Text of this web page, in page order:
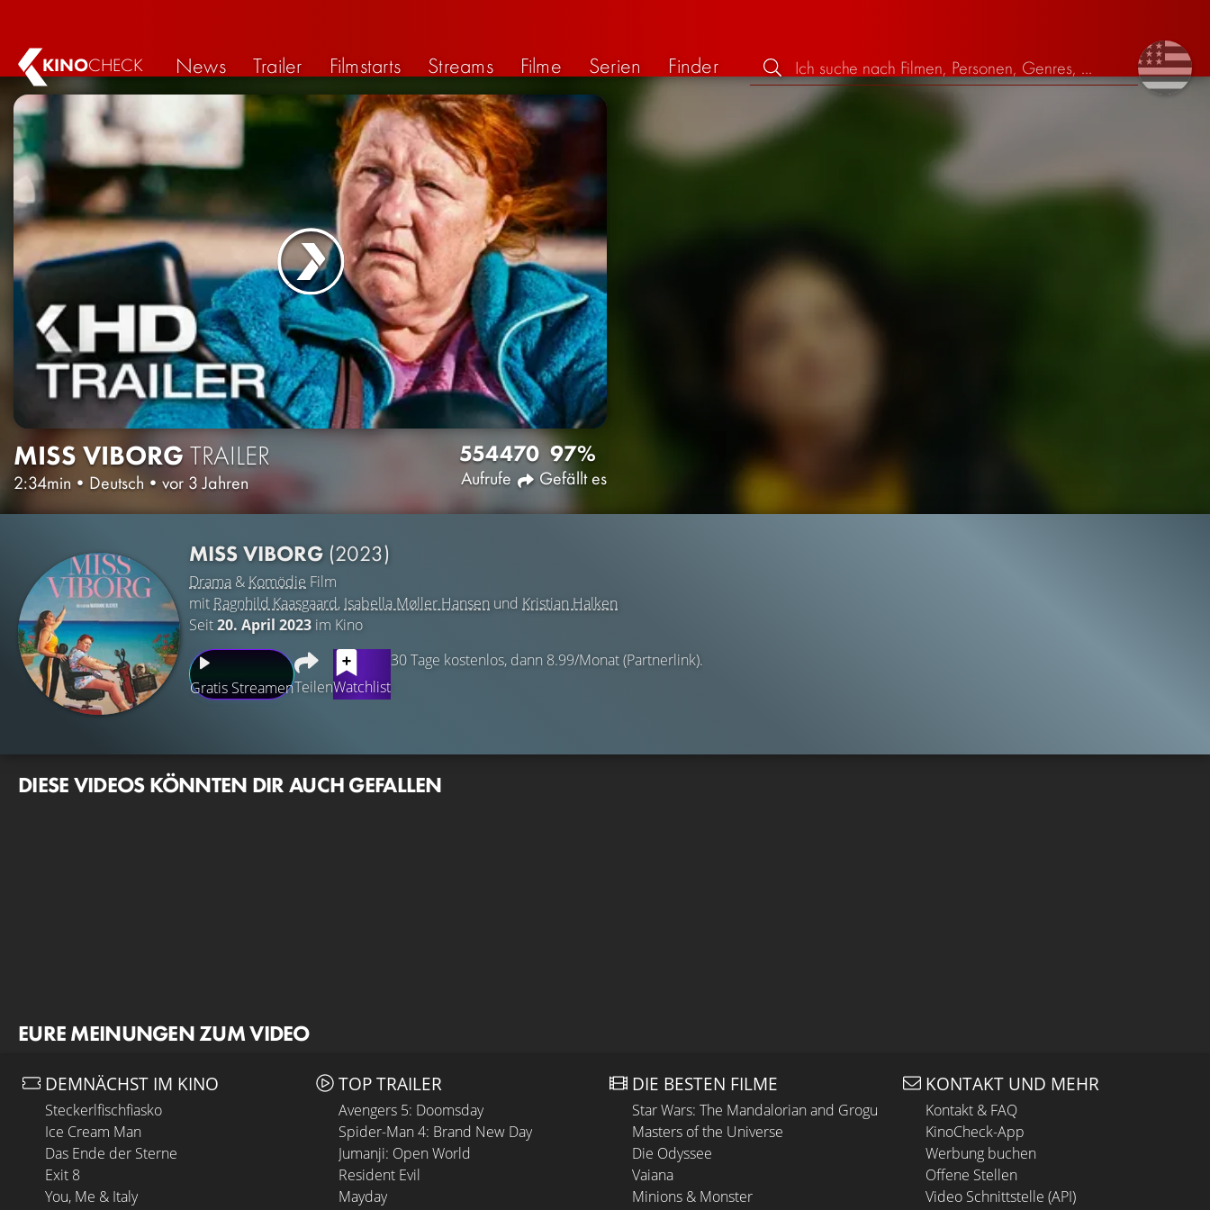
KINOCHECK News Trailer Filmstarts Streams Filme Serien Finder
MISS VIBORGTRAILER
2:34min • Deutsch • vor 3 Jahren
5544
Aufrufe
70 97%
Gefällt es
MISS VIBORG (2023)
Drama & Komödie Film
mit Ragnhild Kaasgaard, Isabella Møller Hansen und Kristian Halken
Seit20. April 2023 im Kino
Gratis StreamenTeilenWatchlist
30 Tage kostenlos, dann 8.99/Monat (Partnerlink).
DIESE VIDEOS KÖNNTEN DIR AUCH GEFALLEN
EURE MEINUNGEN ZUM VIDEO
DEMNÄCHST IM KINO
Steckerlfischfiasko
Ice Cream Man
Das Ende der Sterne
Exit 8
You, Me & Italy
TOP TRAILER
Avengers 5: Doomsday
Spider-Man 4: Brand New Day
Jumanji: Open World
Resident Evil
Mayday
DIE BESTEN FILME
Star Wars: The Mandalorian and Grogu
Masters of the Universe
Die Odyssee
Vaiana
Minions & Monster
KONTAKT UND MEHR
Kontakt & FAQ
KinoCheck-App
Werbung buchen
Offene Stellen
Video Schnittstelle (API)